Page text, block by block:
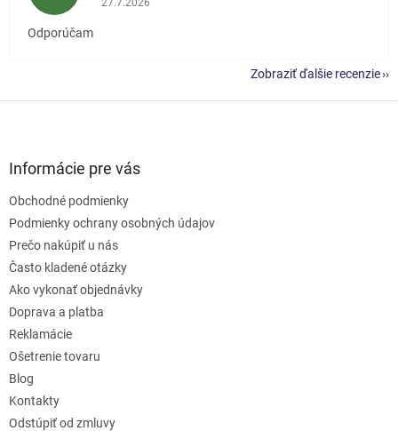
27.7.2026
Odporúčam
Zobraziť ďalšie recenzie
Informácie pre vás
Obchodné podmienky
Podmienky ochrany osobných údajov
Prečo nakúpiť u nás
Často kladené otázky
Ako vykonať objednávky
Doprava a platba
Reklamácie
Ošetrenie tovaru
Blog
Kontakty
Odstúpiť od zmluvy